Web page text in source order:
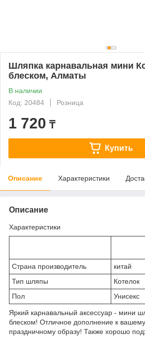
Шляпка карнавальная мини
блеском, Алматы
В наличии
Код: 20484
Розница
1 720 ₸
Купить
Описание Характеристики
Описание
Характеристики
Страна производитель
китай
Тип шляпы
Котелок
Пол
Унисекс
Яркий карнавальный аксессуар - мини
блеском! Отличное дополнение к
праздничному образу! Также хорошо